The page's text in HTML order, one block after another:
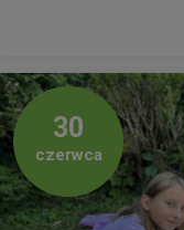
30
czerwca